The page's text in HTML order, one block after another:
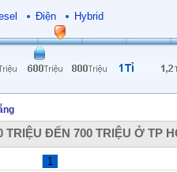
Điện Hybrid
ĐẾN 700 TRIỆU Ở TP
1